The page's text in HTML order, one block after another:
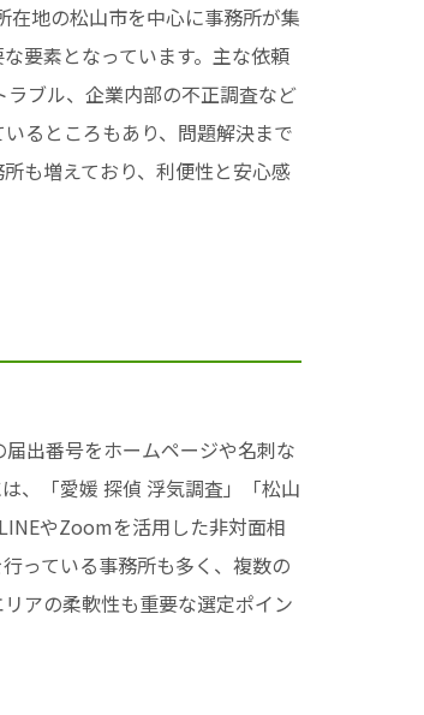
在地の松山市を中心に事務所が集
要素となっています。主な依頼
ブル、企業内部の不正調査など
るところもあり、問題解決まで
も増えており、利便性と安心感
出番号をホームページや名刺な
、「愛媛 探偵 浮気調査」「松山
やZoomを活用した非対面相
っている事務所も多く、複数の
アの柔軟性も重要な選定ポイン